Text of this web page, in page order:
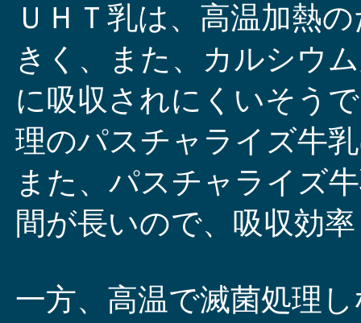
ＵＨＴ乳は、高温加熱
きく、また、カルシウ
に吸収されにくいそう
理のパスチャライズ牛
また、パスチャライズ
間が長いので、吸収効
一方、高温で滅菌処理